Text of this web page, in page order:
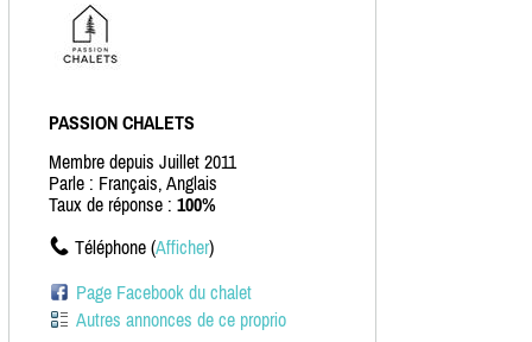
PASSION CHALETS
Membre depuis Juillet 2011
Parle : Français, Anglais
Taux de réponse : 100%
Téléphone (Afficher)
Page Facebook du chalet
Autres annonces de ce proprio